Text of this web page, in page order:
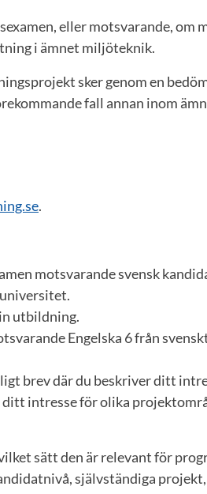
eller motsvarande, om
i ämnet miljöteknik.
sker genom en
fall annan inom
.
motsvarande svensk
utbildning.
Engelska 6 från
brev där du beskriver ditt
intresse för olika
sätt den är relevant för
självständiga